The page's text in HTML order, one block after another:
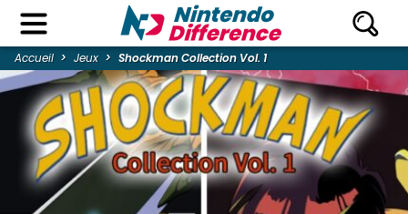
Accueil Jeux Shockman Collection Vol. 1